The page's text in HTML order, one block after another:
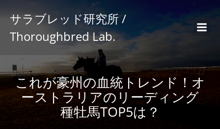
サラブレッド研究所 /
Thoroughbred Lab.
これが豪州の血統トレンド！オ
ーストラリアのリーディング
種牡馬TOP5は？